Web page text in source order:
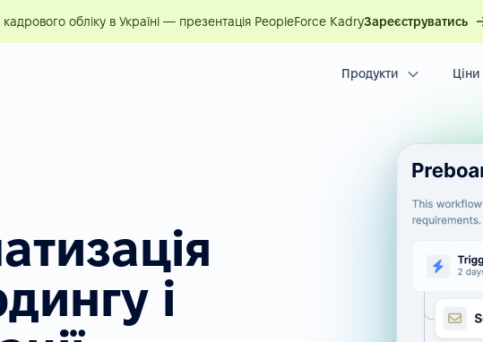
кадрового обліку в Україні — презентація PeopleForce KadryЗареєструватись
Продукти Ціни
і